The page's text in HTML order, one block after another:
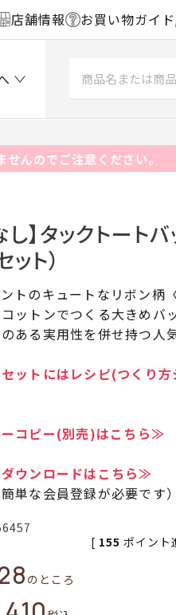
店舗情報 お買い物ガイド
んのでご注意ください。
し】タックトート
ト）
トのキュートなリボン柄
ットンでつくる大きめバ
ある実用性を併せ持つ人
ットにはレシピ(つくり
ーコピー(別売)はこちら≫
ウンロードはこちら≫
単な会員登録が必要です）
のところ
[ 155 ポイント